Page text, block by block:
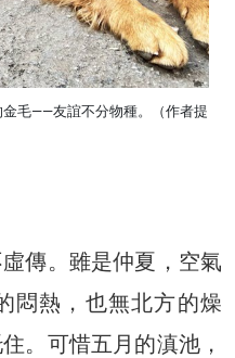
毛——友誼不分物種。（作者提
傳。雖是仲夏，空氣
悶熱，也無北方的燥
。可惜五月的滇池，